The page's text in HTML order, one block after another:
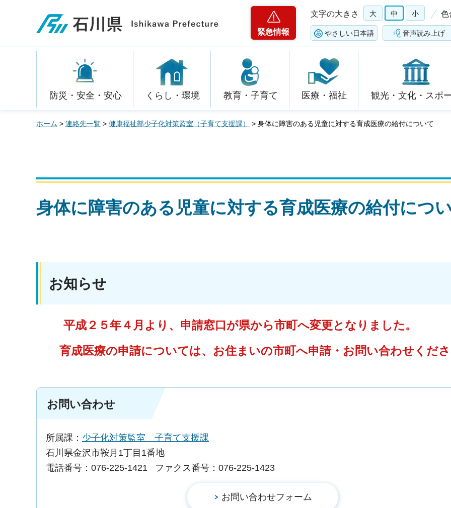
石川県
緊急情報
文字の大きさ 大 中 小 色
やさしい日本語 音声読み上げ
防災・安全・安心 くらし・環境 教育・子育て 医療・福祉 観光・文化・スポ
ホーム > 連絡先一覧 > 健康福祉部少子化対策監室（子育て支援課） > 身体に障害のある児童に対する育成医療の給付について
身体に障害のある児童に対する育成医療の給付につ
お知らせ
平成２５年４月より、申請窓口が県から市町へ変更となりました。
育成医療の申請については、お住まいの市町へ申請・お問い合わせくだ
お問い合わせ
所属課： 少子化対策監室 子育て支援課
石川県金沢市鞍月1丁目1番地
電話番号：076-225-1421
ファクス番号：076-225-1423